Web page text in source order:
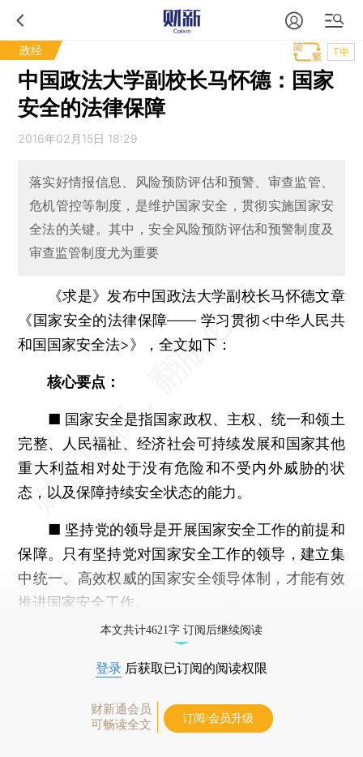
政经 T中
中国政法大学副校长马怀德：国家
安全的法律保障
2016年02月15日 18:29
落实好情报信息、风险预防评估和预警、审查监管、
危机管控等制度，是维护国家安全，贯彻实施国家安
全法的关键。其中，安全风险预防评估和预警制度及
审查监管制度尤为重要
《求是》发布中国政法大学副校长马怀德文章
《国家安全的法律保障—— 学习贯彻<中华人民共
和国国家安全法>》，全文如下：
核心要点：
■ 国家安全是指国家政权、主权、统一和领土
完整、人民福祉、经济社会可持续发展和国家其他
重大利益相对处于没有危险和不受内外威胁的状
态，以及保障持续安全状态的能力。
■ 坚持党的领导是开展国家安全工作的前提和
保障。只有坚持党对国家安全工作的领导，建立集
中统一、高效权威的国家安全领导体制，才能有效
推进国家安全工作。
本文共计4621字 订阅后继续阅读
登录 后获取已订阅的阅读权限
财新通会员
可畅读全文
订阅/会员升级